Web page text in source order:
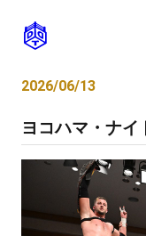
2026/06/13
ヨコハマ・ナイ